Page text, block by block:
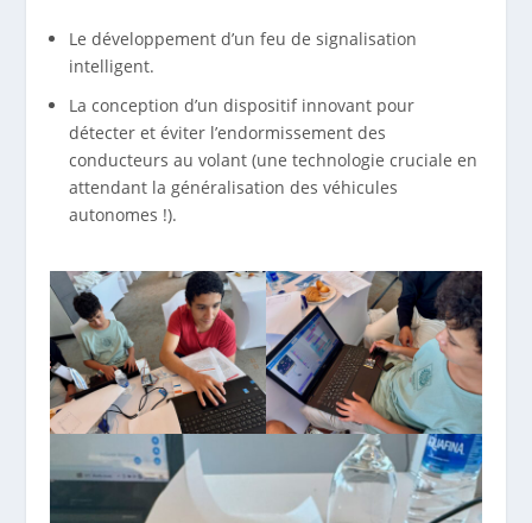
Le développement d’un feu de signalisation
intelligent.
La conception d’un dispositif innovant pour
détecter et éviter l’endormissement des
conducteurs au volant (une technologie cruciale en
attendant la généralisation des véhicules
autonomes !).